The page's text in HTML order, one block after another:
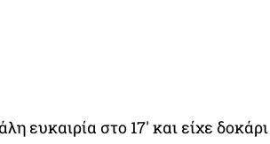
ευκαιρία στο 17′ και είχε δοκάρι